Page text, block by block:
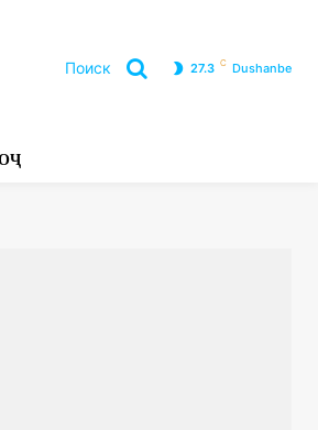
Поиск 27.3 C Dushanbe